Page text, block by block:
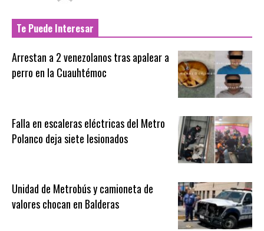
Te Puede Interesar
Arrestan a 2 venezolanos tras apalear a
perro en la Cuauhtémoc
Falla en escaleras eléctricas del Metro
Polanco deja siete lesionados
Unidad de Metrobús y camioneta de
valores chocan en Balderas